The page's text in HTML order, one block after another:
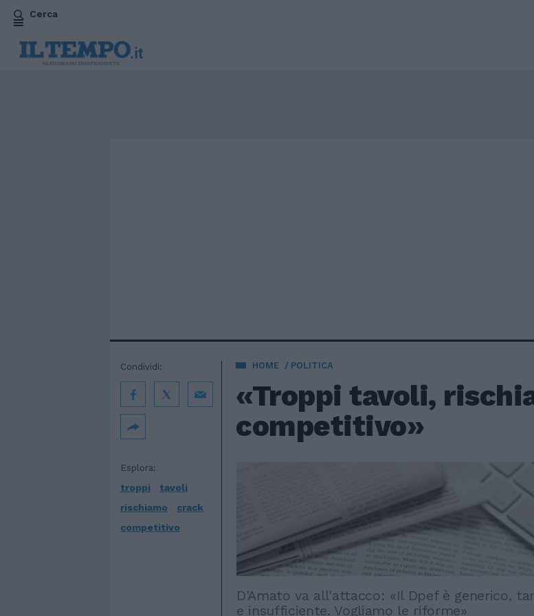
Cerca
HOME POLITICA
«Troppi tavoli,
competitivo»
Esplora:
troppi
tavoli
rischiamo
crack
competitivo
Condividi:
D'Amato va all'attacco: «Il Dpef è generico,
e insufficiente. Vogliamo le riforme»